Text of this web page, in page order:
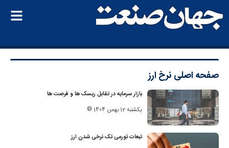
صفحه اصلی نرخ ارز
بازار سرمایه در تقابل ریسک ها و فرصت ها
یکشنبه 12 بهمن 1404
تبعات تورمی تک‌ نرخی شدن ارز